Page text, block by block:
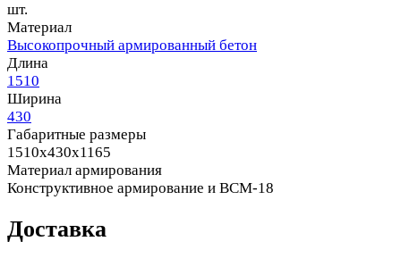
шт.
Материал
Высокопрочный армированный бетон
Длина
1510
Ширина
430
Габаритные размеры
1510x430x1165
Материал армирования
Конструктивное армирование и ВСМ-18
Доставка